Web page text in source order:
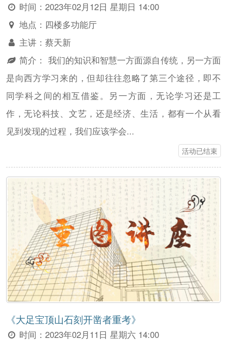
时间：2023年02月12日 星期日 14:00
地点： 四楼多功能厅
主讲：蔡天新
简介： 我们的知识和智慧一方面源自传统，另一方面
是向西方学习来的，但却往往忽略了第三个途径，即不
同学科之间的相互借鉴。另一方面，无论学习还是工
作，无论科技、文艺，还是经济、生活，都有一个从看
见到发现的过程，我们应该学会...
活动已结束
《大足宝顶山石刻开凿者重考》
时间：2023年02月11日 星期六 14:00